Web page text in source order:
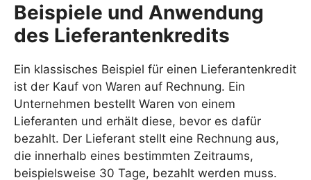
Beispiele und Anwendung
des Lieferantenkredits
Ein klassisches Beispiel für einen Lieferantenkredit
ist der Kauf von Waren auf Rechnung. Ein
Unternehmen bestellt Waren von einem
Lieferanten und erhält diese, bevor es dafür
bezahlt. Der Lieferant stellt eine Rechnung aus,
die innerhalb eines bestimmten Zeitraums,
beispielsweise 30 Tage, bezahlt werden muss.